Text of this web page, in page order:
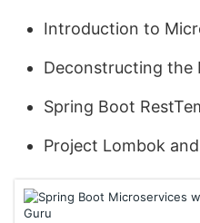
Introduction to
Deconstructing the
Spring Boot
Project Lombok